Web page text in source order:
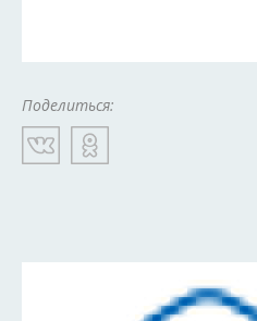
Поделиться: